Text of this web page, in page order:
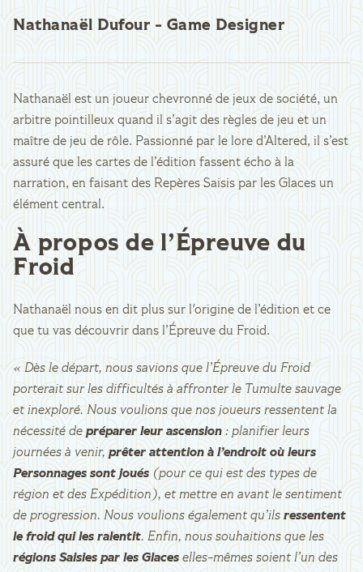
Nathanaël Dufour - Game Designer
Nathanaël est un joueur chevronné de jeux de société, un
arbitre pointilleux quand il s’agit des règles de jeu et un
maître de jeu de rôle. Passionné par le lore d’Altered, il s’est
assuré que les cartes de l’édition fassent écho à la
narration, en faisant des Repères Saisis par les Glaces un
élément central.
À propos de l’Épreuve du
Froid
Nathanaël nous en dit plus sur l'origine de l’édition et ce
que tu vas découvrir dans l’Épreuve du Froid.
« Dès le départ, nous savions que l’Épreuve du Froid
porterait sur les difficultés à affronter le Tumulte sauvage
et inexploré. Nous voulions que nos joueurs ressentent la
nécessité depréparer leur ascension : planifier leurs
journées à venir,prêter attention à l’endroit où leurs
Personnages sont joués (pour ce qui est des types de
région et des Expédition), et mettre en avant le sentiment
de progression. Nous voulions également qu’ils ressentent
le froid qui les ralentit. Enfin, nous souhaitions que les
régions Saisies par les Glaceselles-mêmes soient l’un des